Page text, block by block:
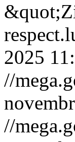
2025
//
//